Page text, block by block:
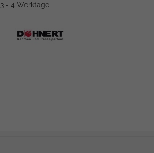
3 - 4 Werktage